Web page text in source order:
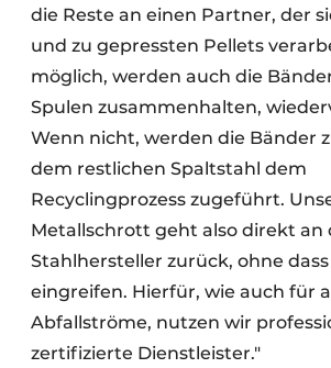
die Reste an einen Partner, der
und zu gepressten Pellets
möglich, werden auch die
Spulen zusammenhalten,
Wenn nicht, werden die Bänder
dem restlichen Spaltstahl dem
Recyclingprozess zugeführt.
Metallschrott geht also direkt an
Stahlhersteller zurück, ohne
eingreifen. Hierfür, wie auch für
Abfallströme, nutzen wir
zertifizierte Dienstleister."